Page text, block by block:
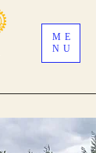
ME
NU